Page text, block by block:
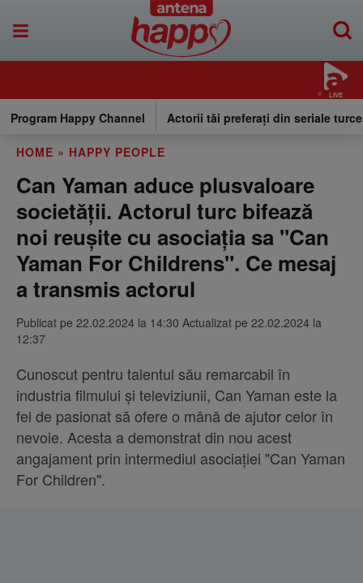
LIVE
Program Happy Channel Actorii tăi preferați din seriale
HOME » HAPPY PEOPLE
Can Yaman aduce plusvaloare
societății. Actorul turc bifează
noi reușite cu asociația sa "Can
Yaman For Childrens". Ce mesaj
a transmis actorul
Publicat pe 22.02.2024 la 14:30 Actualizat pe 22.02.2024 la
12:37
Cunoscut pentru talentul său remarcabil în
industria filmului și televiziunii, Can Yaman este la
fel de pasionat să ofere o mână de ajutor celor în
nevoie. Acesta a demonstrat din nou acest
angajament prin intermediul asociației "Can Yaman
For Children".